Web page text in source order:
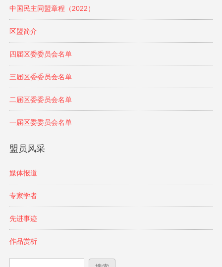
中国民主同盟章程（2022）
区盟简介
四届区委委员会名单
三届区委委员会名单
二届区委委员会名单
一届区委委员会名单
盟员风采
媒体报道
专家学者
先进事迹
作品赏析
搜索表单